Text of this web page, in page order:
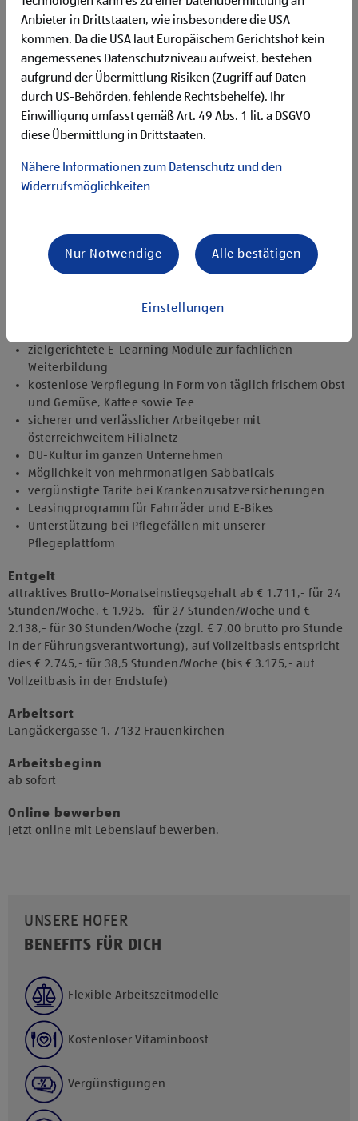
Flexibilität für Früh- und Spätdienste (Montag bis
Samstag)
Begeisterung im Handel zu arbeiten und den
Unternehmenserfolg mitzugestalten
Freude an der Arbeit im Team für ein motiviertes
Bereitschaft zu körperlich anspruchsvollen Tätigkeiten
freundlich im Umgang mit Kund:innen für eine
angenehme Einkaufsatmosphäre
gewissenhaften Erledigung der Aufgaben
attraktive Teilzeitoptionen
vielseitiges und verantwortungsvolles Tätigkeitsfeld
top ausgestattet mit Headset und immer verbunden mit
zielgerichtete E-Learning Module zur fachlichen
Weiterbildung
kostenlose Verpflegung in Form von täglich frischem Obst
und Gemüse, Kaffee sowie Tee
sicherer und verlässlicher Arbeitgeber mit
österreichweitem Filialnetz
DU-Kultur im ganzen Unternehmen
Möglichkeit von mehrmonatigen Sabbaticals
vergünstigte Tarife bei Krankenzusatzversicherungen
Leasingprogramm für Fahrräder und E-Bikes
Unterstützung bei Pflegefällen mit unserer
Pflegeplattform
Entgelt
attraktives Brutto-Monatseinstiegsgehalt ab € 1.711,- für 24
Stunden/Woche, € 1.925,- für 27 Stunden/Woche und €
2.138,- für 30 Stunden/Woche (zzgl. € 7,00 brutto pro Stunde
in der Führungsverantwortung), auf Vollzeitbasis entspricht
dies € 2.745,- für 38,5 Stunden/Woche (bis € 3.175,- auf
Vollzeitbasis in der Endstufe)
Arbeitsort
​Langäckergasse 1, 7132 Frauenkirchen​
Arbeitsbeginn
​ab sofort​
Online bewerben
Jetzt online mit Lebenslauf bewerben.
UNSERE HOFER
BENEFITS FÜR DICH
Flexible Arbeitszeitmodelle
Kostenloser Vitaminboost
Vergünstigungen
Anbieter in Drittstaaten, wie insbesondere die USA
kommen. Da die USA laut Europäischem Gerichtshof kein
angemessenes Datenschutzniveau aufweist, bestehen
aufgrund der Übermittlung Risiken (Zugriff auf Daten
durch US-Behörden, fehlende Rechtsbehelfe). Ihr
Einwilligung umfasst gemäß Art. 49 Abs. 1 lit. a DSGVO
diese Übermittlung in Drittstaaten.
Nähere Informationen zum Datenschutz und den
Widerrufsmöglichkeiten
Einstellungen
Nur Notwendige Alle bestätigen